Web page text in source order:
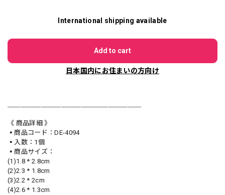
International shipping available
Add to cart
日本国内にお住まいの方向け
《 商品詳細 》
▪️商品コード：DE-4094
▪️入数：1個
▪️商品サイズ：
(1)1.8 * 2.8cm
(2)2.3 * 1.8cm
(3)2.2 * 2cm
(4)2.6 * 1.3cm